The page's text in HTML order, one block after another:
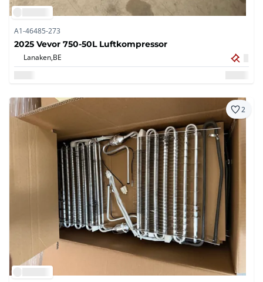
A1-46485-273
2025 Vevor 750-50L Luftkompressor
Lanaken,BE
2